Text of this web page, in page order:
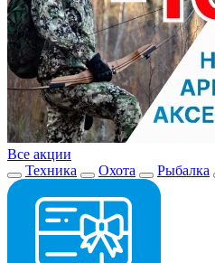
Все акции
Техника
Охота Рыбалка